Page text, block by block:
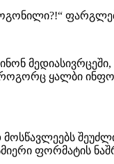
ყალბი
ფორმატის